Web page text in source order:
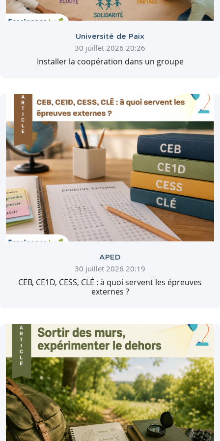
Université de Paix
30 juillet 2026 20:26
Installer la coopération dans un groupe
APED
30 juillet 2026 20:19
CEB, CE1D, CESS, CLÉ : à quoi servent les épreuves
externes ?